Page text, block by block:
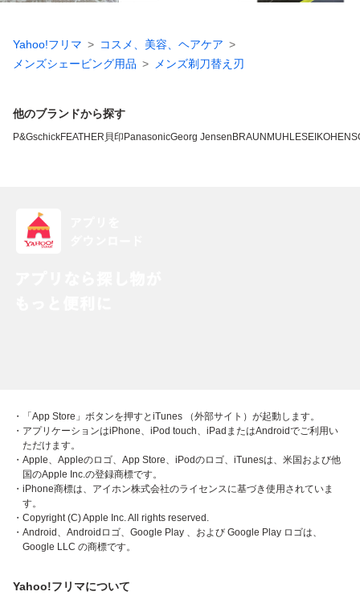
Yahoo!フリマ
コスメ、美容、ヘアケア
メンズシェービング用品
メンズ剃刀替え刃
他のブランドから探す
P&GschickFEATHER 貝印 PanasonicGeorg Jensen BRAUN MUHLESEIKO
・「App Store」ボタンを押すとiTunes （外部サイト）が起動します。
・アプリケーションはiPhone、iPod touch、iPadまたはAndroidでご利用い
ただけます。
・Apple、Appleのロゴ、App Store、iPodのロゴ、iTunesは、米国および他
国のApple Inc.の登録商標です。
・iPhone商標は、アイホン株式会社のライセンスに基づき使用されていま
す。
・Copyright (C) Apple Inc. All rights reserved.
・Android、Androidロゴ、Google Play 、および Google Play ロゴは、
Google LLC の商標です。
Yahoo!フリマについて